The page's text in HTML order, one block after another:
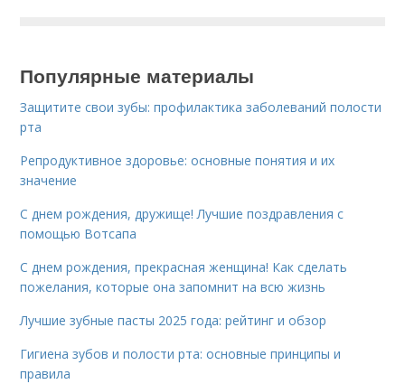
Популярные материалы
Защитите свои зубы: профилактика заболеваний полости
рта
Репродуктивное здоровье: основные понятия и их
значение
С днем рождения, дружище! Лучшие поздравления с
помощью Вотсапа
С днем рождения, прекрасная женщина! Как сделать
пожелания, которые она запомнит на всю жизнь
Лучшие зубные пасты 2025 года: рейтинг и обзор
Гигиена зубов и полости рта: основные принципы и
правила